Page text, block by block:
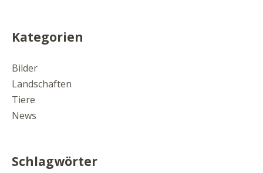
Kategorien
Bilder
Landschaften
Tiere
News
Schlagwörter